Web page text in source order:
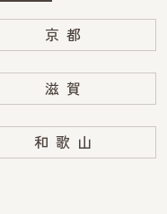
京都
滋賀
和歌山